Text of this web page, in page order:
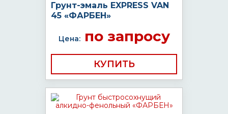
Грунт-эмаль EXPRESS VAN
45 «ФАРБЕН»
Цена:по запросу
КУПИТЬ